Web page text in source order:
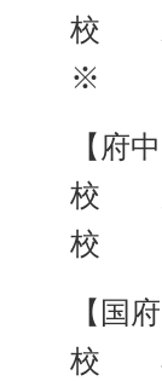
校
※
【府
校
校
【国
校